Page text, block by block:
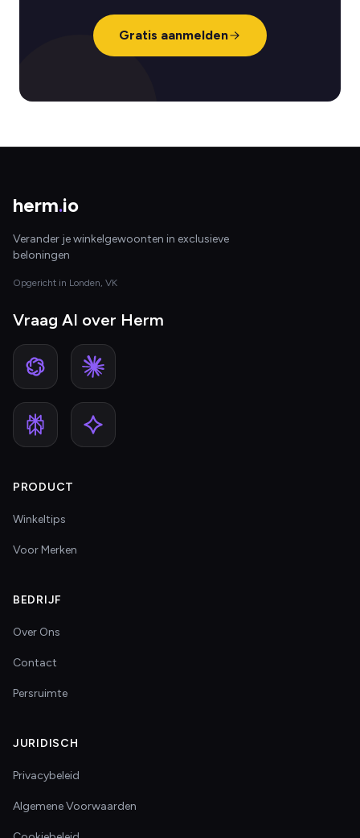
Gratis aanmelden
herm.io
Verander je winkelgewoonten in exclusieve
beloningen
Opgericht in Londen, VK
Vraag AI over Herm
PRODUCT
Winkeltips
Voor Merken
BEDRIJF
Over Ons
Contact
Persruimte
JURIDISCH
Privacybeleid
Algemene Voorwaarden